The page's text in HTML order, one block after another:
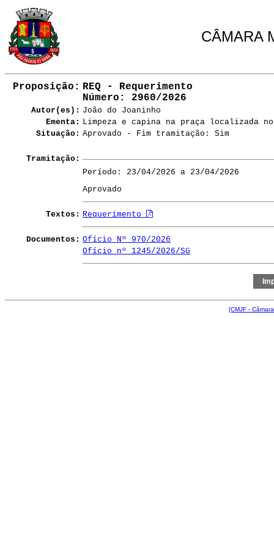
CÂMARA
Proposição: REQ - Requerimento
Número : 2960/2026
Autor(es): João do Joaninho
Ementa: Limpeza e capina na praça localizada
Situação: Aprovado - Fim tramitação: Sim
Tramitação:
Período: 23/04/2026 a 23/04/2026
Aprovado
Textos: Requerimento
Documentos: Ofício Nº 970/2026
Ofício nº 1245/2026/SG
[CMJF -